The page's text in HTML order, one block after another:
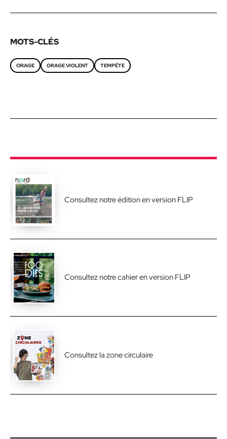
MOTS-CLÉS
ORAGE ORAGE VIOLENT TEMPÊTE
Consultez notre édition en version FLIP
Consultez notre cahier en version FLIP
Consultez la zone circulaire